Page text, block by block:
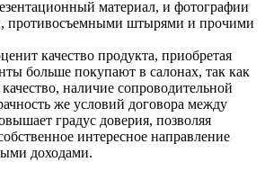
материал, и фотографии
противосъемными штырями и прочими
качество продукта, приобретая
больше покупают в салонах, так как
наличие сопроводительной
же условий договора между
градус доверия, позволяя
интересное направление
доходами.